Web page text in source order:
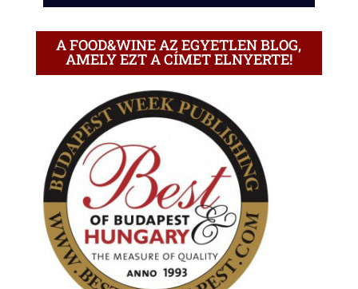
A FOOD&WINE AZ EGYETLEN BLOG,
AMELY EZT A CÍMET ELNYERTE!